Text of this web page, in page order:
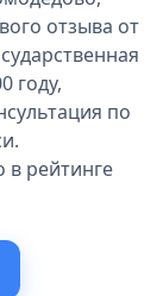
отзыва от
году,
по
в рейтинге